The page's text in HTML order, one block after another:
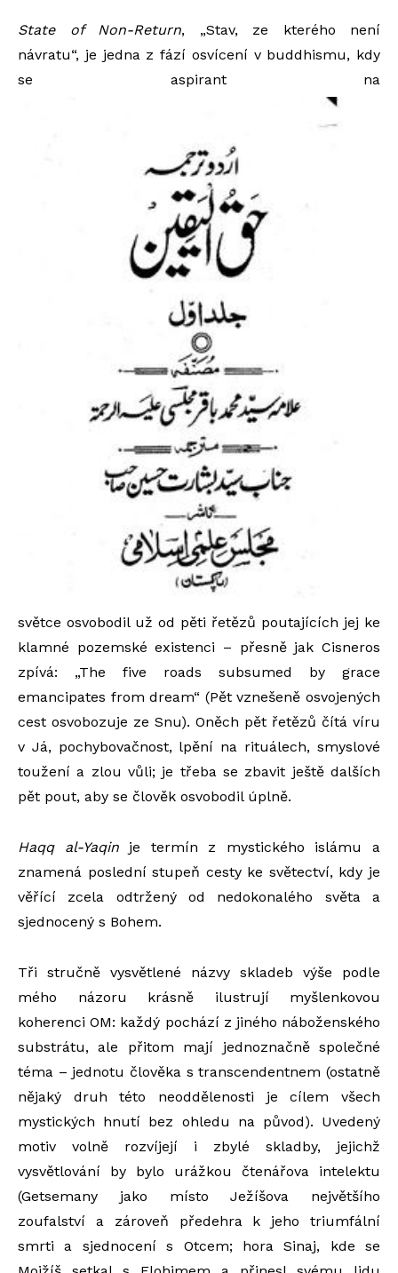
State of Non-Return, „Stav, ze kterého není
návratu“, je jedna z fází osvícení v buddhismu, kdy
se aspirant na
světce osvobodil už od pěti řetězů poutajících jej ke
klamné pozemské existenci – přesně jak Cisneros
zpívá: „The five roads subsumed by grace
emancipates from dream“ (Pět vznešeně osvojených
cest osvobozuje ze Snu). Oněch pět řetězů čítá víru
v Já, pochybovačnost, lpění na rituálech, smyslové
toužení a zlou vůli; je třeba se zbavit ještě dalších
pět pout, aby se člověk osvobodil úplně.
Haqq al-Yaqinje termín z mystického islámu a
znamená poslední stupeň cesty ke světectví, kdy je
věřící zcela odtržený od nedokonalého světa a
sjednocený s Bohem.
Tři stručně vysvětlené názvy skladeb výše podle
mého názoru krásně ilustrují myšlenkovou
koherenci OM: každý pochází z jiného náboženského
substrátu, ale přitom mají jednoznačně společné
téma – jednotu člověka s transcendentnem (ostatně
nějaký druh této neoddělenosti je cílem všech
mystických hnutí bez ohledu na původ). Uvedený
motiv volně rozvíjejí i zbylé skladby, jejichž
vysvětlování by bylo urážkou čtenářova intelektu
(Getsemany jako místo Ježíšova největšího
zoufalství a zároveň předehra k jeho triumfální
smrti a sjednocení s Otcem; hora Sinaj, kde se